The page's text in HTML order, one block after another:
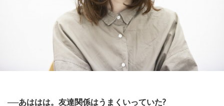
──あははは。友達関係はうまくいっていた?